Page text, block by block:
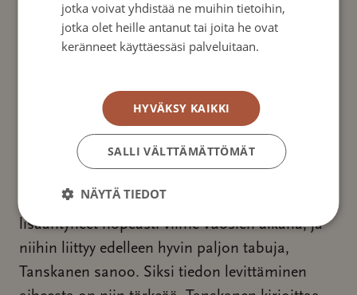
— Minun roolihahmoni matkaa se toki
eikä ollut tarvettakaan piilottaa, Tanskanen
suolistosyöpää. Suolistosyöpätapaukset ovat
lisääntyneet nopeasti viime vuosien aikana, ja
niihin liittyy edelleen hyvin paljon tabuja,
Tanskanen sanoo. Siksi tiedon levittäminen
jotka voivat yhdistää ne muihin tietoihin,
jotka olet heille antanut tai joita he ovat
keränneet käyttäessäsi palveluitaan.
HYVÄKSY KAIKKI
SALLI VÄLTTÄMÄTTÖMÄT
NÄYTÄ TIEDOT